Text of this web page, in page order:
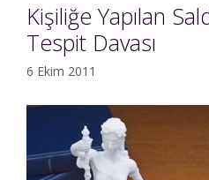
Kişiliğe Yapılan
Tespit Davası
6 Ekim 2011